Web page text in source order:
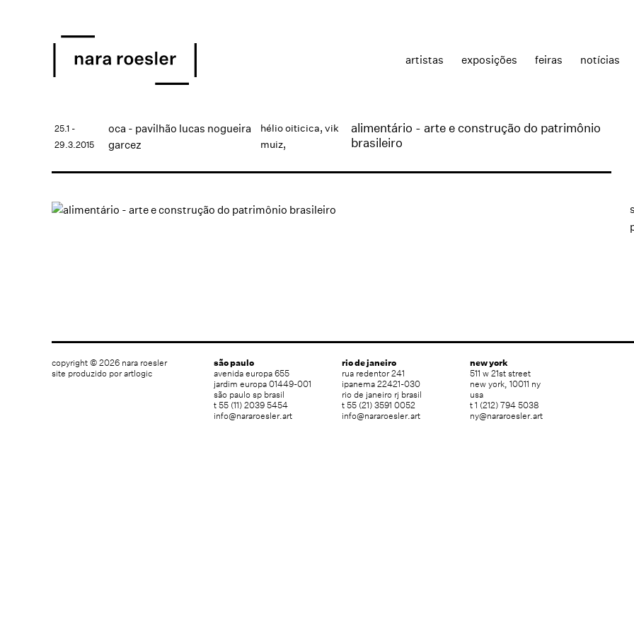
artistas exposições feiras notícias
alimentário - arte e construção do patrimônio
brasileiro
hélio oiticica, vik
muiz,
oca - pavilhão lucas nogueira
garcez
25.1 -
29.3.2015
new york
511 w 21st street
new york, 10011 ny
usa
t 1 (212) 794 5038
ny@nararoesler.art
rio de janeiro
rua redentor 241
ipanema 22421-030
rio de janeiro rj brasil
t 55 (21) 3591 0052
info@nararoesler.art
são paulo
avenida europa 655
jardim europa 01449-001
são paulo sp brasil
t 55 (11) 2039 5454
info@nararoesler.art
copyright © 2026 nara roesler
site produzido por artlogic